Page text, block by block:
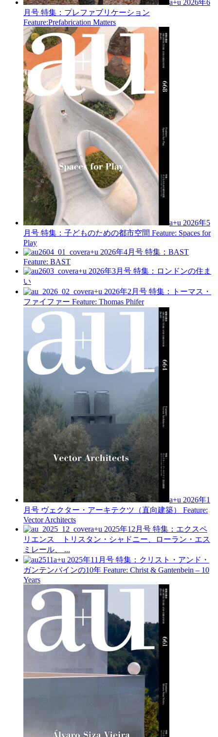
a+u 2026年6
月号 特集：プレファブリケーション
Feature:Prefabrication Matters
a+u 2026年5
月号 特集：子どものための都市空間 Feature: Spaces for
Play
a+u 2026年4月号 特集：BAST
Feature: BAST
a+u 2026年3月号 特集：ロンドンの住ま
い
a+u 2026年2月号 特集：トーマス・
ファイファー Feature: Thomas Phifer
a+u 2026年1
月号 ヴェクター・アーキテクツ（直向建築）
Feature:
Vector Architects
a+u 2025年12月号 特集：エクスペ
リエンス トリスタン・シャドニー、ローラン・エス
ミレール、 ...
a+u 2025年11月号 特集：クリスト・アンド・
ガンテンバインの10年 Feature: Christ & Gantenbein – 10
Years